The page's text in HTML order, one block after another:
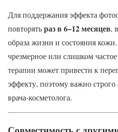
Для поддержания эффекта
повторятьраз в 6–12 месяцев,
образа жизни и состояния
чрезмерное или слишком
терапии может привести к
эффекту, поэтому важно
врача-косметолога.